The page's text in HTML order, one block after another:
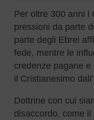
Per oltre 300 anni i
pressioni da parte
parte degli Ebrei
fede, mentre le
credenze pagane
il Cristianesimo
Dottrine con cui
disaccordo, come il